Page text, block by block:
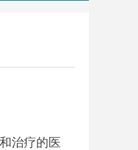
治疗的医